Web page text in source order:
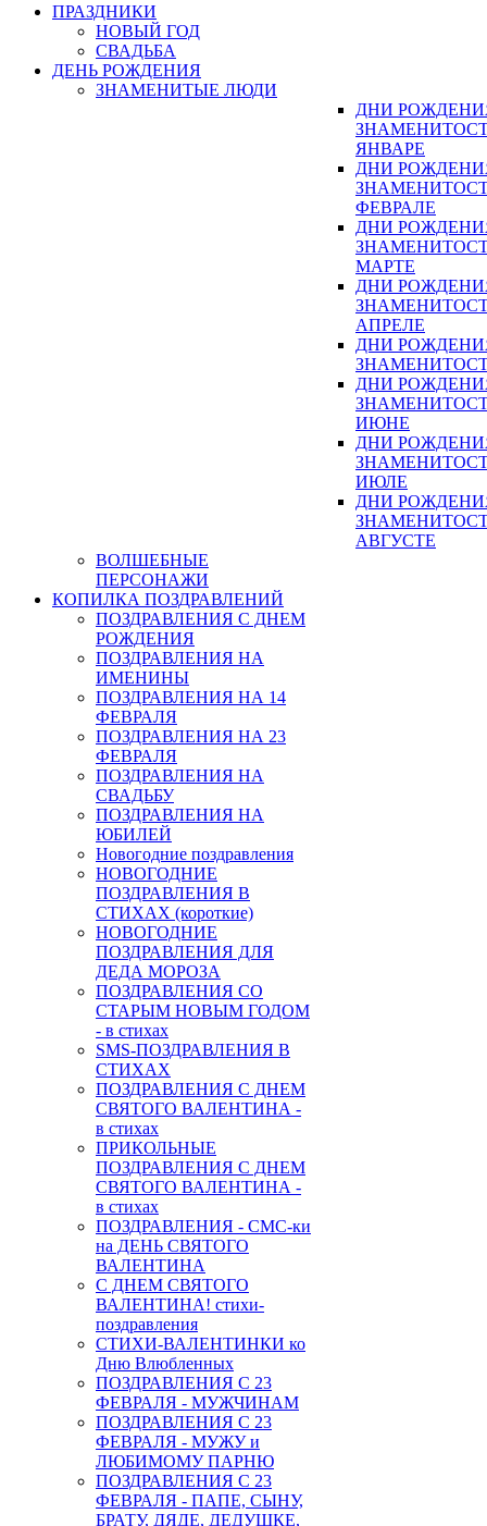
ПРАЗДНИКИ
НОВЫЙ ГОД
СВАДЬБА
ДЕНЬ РОЖДЕНИЯ
ЗНАМЕНИТЫЕ ЛЮДИ
ДНИ
ЯНВАРЕ
ДНИ
ФЕВРАЛЕ
ДНИ
МАРТЕ
ДНИ
АПРЕЛЕ
ДНИ
ДНИ
ИЮНЕ
ДНИ
ИЮЛЕ
ДНИ
АВГУСТЕ
ВОЛШЕБНЫЕ
ПЕРСОНАЖИ
КОПИЛКА ПОЗДРАВЛЕНИЙ
ПОЗДРАВЛЕНИЯ С ДНЕМ
РОЖДЕНИЯ
ПОЗДРАВЛЕНИЯ НА
ИМЕНИНЫ
ПОЗДРАВЛЕНИЯ НА 14
ФЕВРАЛЯ
ПОЗДРАВЛЕНИЯ НА 23
ФЕВРАЛЯ
ПОЗДРАВЛЕНИЯ НА
СВАДЬБУ
ПОЗДРАВЛЕНИЯ НА
ЮБИЛЕЙ
Новогодние поздравления
НОВОГОДНИЕ
ПОЗДРАВЛЕНИЯ В
СТИХАХ (короткие)
НОВОГОДНИЕ
ПОЗДРАВЛЕНИЯ ДЛЯ
ДЕДА МОРОЗА
ПОЗДРАВЛЕНИЯ СО
СТАРЫМ НОВЫМ ГОДОМ
- в стихах
SMS-ПОЗДРАВЛЕНИЯ В
СТИХАХ
ПОЗДРАВЛЕНИЯ С ДНЕМ
СВЯТОГО ВАЛЕНТИНА -
в стихах
ПРИКОЛЬНЫЕ
ПОЗДРАВЛЕНИЯ С ДНЕМ
СВЯТОГО ВАЛЕНТИНА -
в стихах
ПОЗДРАВЛЕНИЯ - СМС-ки
на ДЕНЬ СВЯТОГО
ВАЛЕНТИНА
С ДНЕМ СВЯТОГО
ВАЛЕНТИНА! стихи-
поздравления
СТИХИ-ВАЛЕНТИНКИ ко
Дню Влюбленных
ПОЗДРАВЛЕНИЯ С 23
ФЕВРАЛЯ - МУЖЧИНАМ
ПОЗДРАВЛЕНИЯ С 23
ФЕВРАЛЯ - МУЖУ и
ЛЮБИМОМУ ПАРНЮ
ПОЗДРАВЛЕНИЯ С 23
ФЕВРАЛЯ - ПАПЕ, СЫНУ,
БРАТУ, ДЯДЕ, ДЕДУШКЕ,